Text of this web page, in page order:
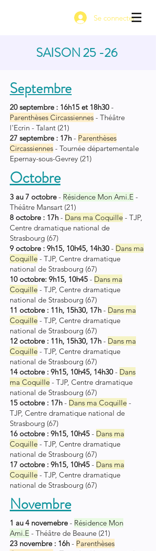
Se connecter
SAISON 25 -26
Septembre
20 septembre : 16h15 et 18h30 -
Parenthèses Circassiennes - Théâtre
l'Ecrin - Talant (21)
27 septembre : 17h - Parenthèses
Circassiennes - Tournée départementale
Epernay-sous-Gevrey (21)
Octobre
3 au 7 octobre- Résidence Mon Ami.E -
Théâtre Mansart (21)
8 octobre : 17h - Dans ma Coquille - TJP,
Centre dramatique national de
Strasbourg (67)
9 octobre : 9h15, 10h45, 14h30 - Dans ma
Coquille - TJP, Centre dramatique
national de Strasbourg (67)
10 octobre: 9h15, 10h45 - Dans ma
Coquille - TJP, Centre dramatique
national de Strasbourg (67)
11 octobre : 11h, 15h30, 17h - Dans ma
Coquille - TJP, Centre dramatique
national de Strasbourg (67)
12 octobre : 11h, 15h30, 17h - Dans ma
Coquille - TJP, Centre dramatique
national de Strasbourg (67)
14 octobre : 9h15, 10h45, 14h30 - Dans
ma Coquille - TJP, Centre dramatique
national de Strasbourg (67)
15 octobre : 17h - Dans ma Coquille -
TJP, Centre dramatique national de
Strasbourg (67)
16 octobre : 9h15, 10h45 - Dans ma
Coquille - TJP, Centre dramatique
national de Strasbourg (67)
17 octobre : 9h15, 10h45 - Dans ma
Coquille - TJP, Centre dramatique
national de Strasbourg (67)
Novembre
1 au 4 novemebre- Résidence Mon
Ami.E - Théâtre de Beaune (21)
23 novembre : 16h - Parenthèses